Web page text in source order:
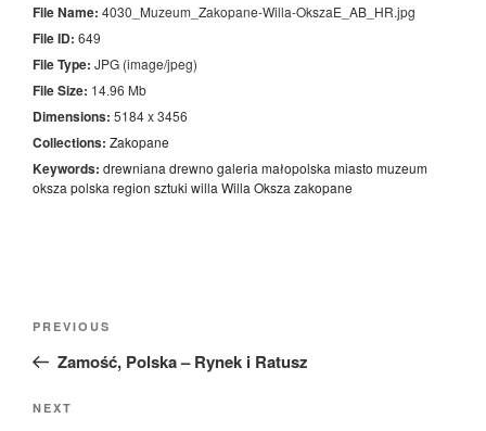
File Name: 4030_Muzeum_Zakopane-Willa-OkszaE_AB_HR.jpg
File ID: 649
File Type: JPG (image/jpeg)
File Size: 14.96 Mb
Dimensions: 5184 x 3456
Collections: Zakopane
Keywords: drewniana drewno galeria małopolska miasto muzeum
oksza polska region sztuki willa Willa Oksza zakopane
Previous
Post
PREVIOUS
Zamość, Polska – Rynek i Ratusz
Next
NEXT